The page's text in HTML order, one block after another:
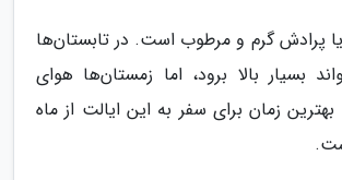
پرادش گرم و مرطوب است. در تابستان‌ها
بسیار بالا برود، اما زمستان‌ها هوای
زمان برای سفر به این ایالت از ماه